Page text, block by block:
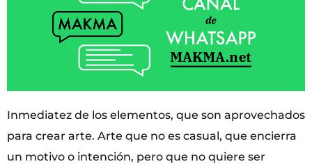
Inmediatez de los elementos, que son aprovechados
para crear arte. Arte que no es casual, que encierra
un motivo o intención, pero que no quiere ser